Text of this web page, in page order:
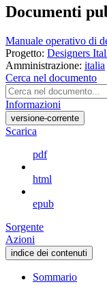
Documenti
Manuale operativo di
Progetto: Designers
Amministrazione: italia
Cerca nel documento
Informazioni
versione-corrente
Scarica
pdf
html
epub
Sorgente
Azioni
indice dei contenuti
Sommario